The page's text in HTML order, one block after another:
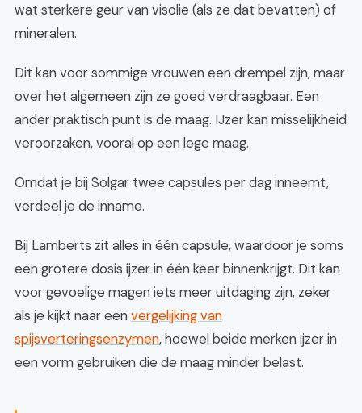
wat sterkere geur van visolie (als ze dat bevatten) of
mineralen.
Dit kan voor sommige vrouwen een drempel zijn, maar
over het algemeen zijn ze goed verdraagbaar. Een
ander praktisch punt is de maag. IJzer kan misselijkheid
veroorzaken, vooral op een lege maag.
Omdat je bij Solgar twee capsules per dag inneemt,
verdeel je de inname.
Bij Lamberts zit alles in één capsule, waardoor je soms
een grotere dosis ijzer in één keer binnenkrijgt. Dit kan
voor gevoelige magen iets meer uitdaging zijn, zeker
als je kijkt naar eenvergelijking van
spijsverteringsenzymen, hoewel beide merken ijzer in
een vorm gebruiken die de maag minder belast.